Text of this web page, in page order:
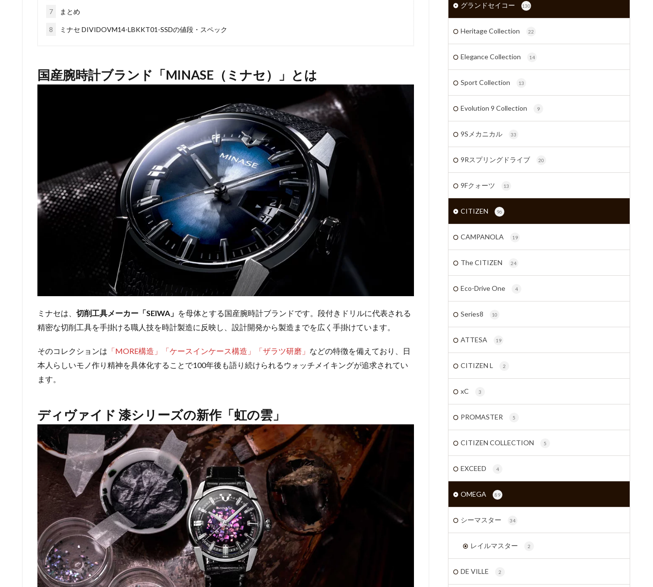
7 まとめ
8 ミナセ DIVIDOVM14-LBKKT01-SSDの値段・スペック
国産腕時計ブランド「MINASE（ミナセ）」とは
ミナセは、 切削工具メーカー「SEIWA」 を母体とする国産腕時計ブランドです。段付きドリルに代表される
精密な切削工具を手掛ける職人技を時計製造に反映し、設計開発から製造までを広く手掛けています。
そのコレクションは 「MORE構造」「ケースインケース構造」「ザラツ研磨」 などの特徴を備えており、日
本人らしいモノ作り精神を具体化することで100年後も語り続けられるウォッチメイキングが追求されてい
ます。
ディヴァイド 漆シリーズの新作「虹の雲」
グランドセイコー 130
Heritage Collection 22
Elegance Collection 14
Sport Collection 13
Evolution 9 Collection 9
9Sメカニカル 33
9Rスプリングドライブ 20
9Fクォーツ 13
CITIZEN 96
CAMPANOLA 19
The CITIZEN 24
Eco-Drive One 4
Series8 10
ATTESA 19
CITIZEN L 2
xC 3
PROMASTER 5
CITIZEN COLLECTION 5
EXCEED 4
OMEGA 89
シーマスター 34
レイルマスター 2
DE VILLE 2